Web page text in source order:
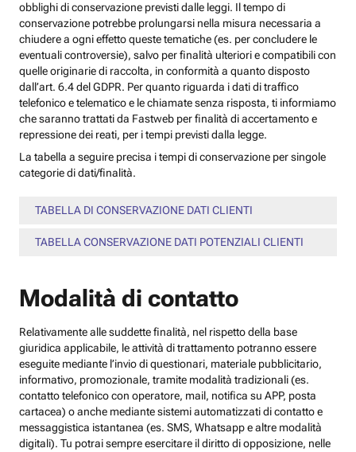
obblighi di conservazione previsti dalle leggi. Il tempo di
conservazione potrebbe prolungarsi nella misura necessaria a
chiudere a ogni effetto queste tematiche (es. per concludere le
eventuali controversie), salvo per finalità ulteriori e compatibili con
quelle originarie di raccolta, in conformità a quanto disposto
dall’art. 6.4 del GDPR. Per quanto riguarda i dati di traffico
telefonico e telematico e le chiamate senza risposta, ti informiamo
che saranno trattati da Fastweb per finalità di accertamento e
repressione dei reati, per i tempi previsti dalla legge.
La tabella a seguire precisa i tempi di conservazione per singole
categorie di dati/finalità.
TABELLA DI CONSERVAZIONE DATI CLIENTI
TABELLA CONSERVAZIONE DATI POTENZIALI CLIENTI
Modalità di contatto
Relativamente alle suddette finalità, nel rispetto della base
giuridica applicabile, le attività di trattamento potranno essere
eseguite mediante l’invio di questionari, materiale pubblicitario,
informativo, promozionale, tramite modalità tradizionali (es.
contatto telefonico con operatore, mail, notifica su APP, posta
cartacea) o anche mediante sistemi automatizzati di contatto e
messaggistica istantanea (es. SMS, Whatsapp e altre modalità
digitali). Tu potrai sempre esercitare il diritto di opposizione, nelle